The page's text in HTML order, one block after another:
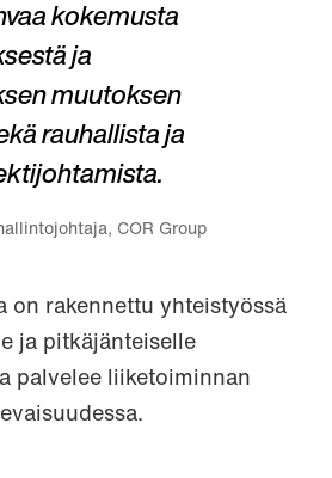
kokemusta
ja
muutoksen
rauhallista ja
COR Group
on rakennettu yhteistyössä
ja pitkäjänteiselle
palvelee liiketoiminnan